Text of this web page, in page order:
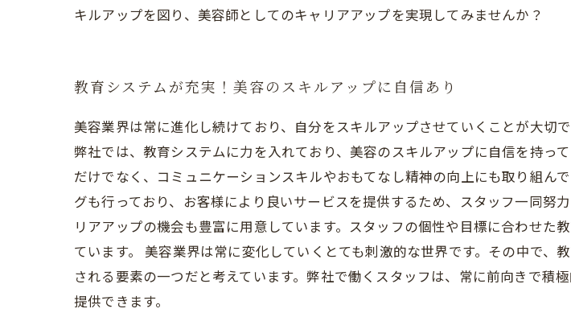
キルアップを図り、美容師としてのキャリアアップを実現してみませんか？
教育システムが充実！美容のスキルアップに自信あり
美容業界は常に進化し続けており、自分をスキルアップさせていくことが大切
弊社では、教育システムに力を入れており、美容のスキルアップに自信を持っ
だけでなく、コミュニケーションスキルやおもてなし精神の向上にも取り組ん
グも行っており、お客様により良いサービスを提供するため、スタッフ一同努
リアアップの機会も豊富に用意しています。スタッフの個性や目標に合わせ
ています。 美容業界は常に変化していくとても刺激的な世界です。その中で
される要素の一つだと考えています。弊社で働くスタッフは、常に前向きで積
提供できます。